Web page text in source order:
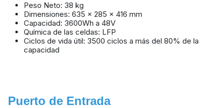
Peso Neto: 38 kg
Dimensiones: 635 × 285 × 416 mm
Capacidad: 3600Wh a 48V
Química de las celdas: LFP
Ciclos de vida útil: 3500 ciclos a más del 80% de la
capacidad
Puerto de Entrada